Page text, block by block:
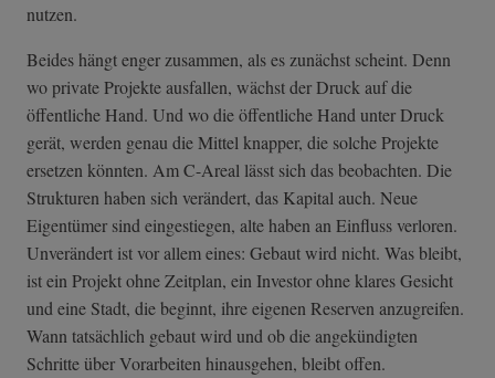
nutzen.
Beides hängt enger zusammen, als es zunächst scheint. Denn
wo private Projekte ausfallen, wächst der Druck auf die
öffentliche Hand. Und wo die öffentliche Hand unter Druck
gerät, werden genau die Mittel knapper, die solche Projekte
ersetzen könnten. Am C-Areal lässt sich das beobachten. Die
Strukturen haben sich verändert, das Kapital auch. Neue
Eigentümer sind eingestiegen, alte haben an Einfluss verloren.
Unverändert ist vor allem eines: Gebaut wird nicht. Was bleibt,
ist ein Projekt ohne Zeitplan, ein Investor ohne klares Gesicht
und eine Stadt, die beginnt, ihre eigenen Reserven anzugreifen.
Wann tatsächlich gebaut wird und ob die angekündigten
Schritte über Vorarbeiten hinausgehen, bleibt offen.